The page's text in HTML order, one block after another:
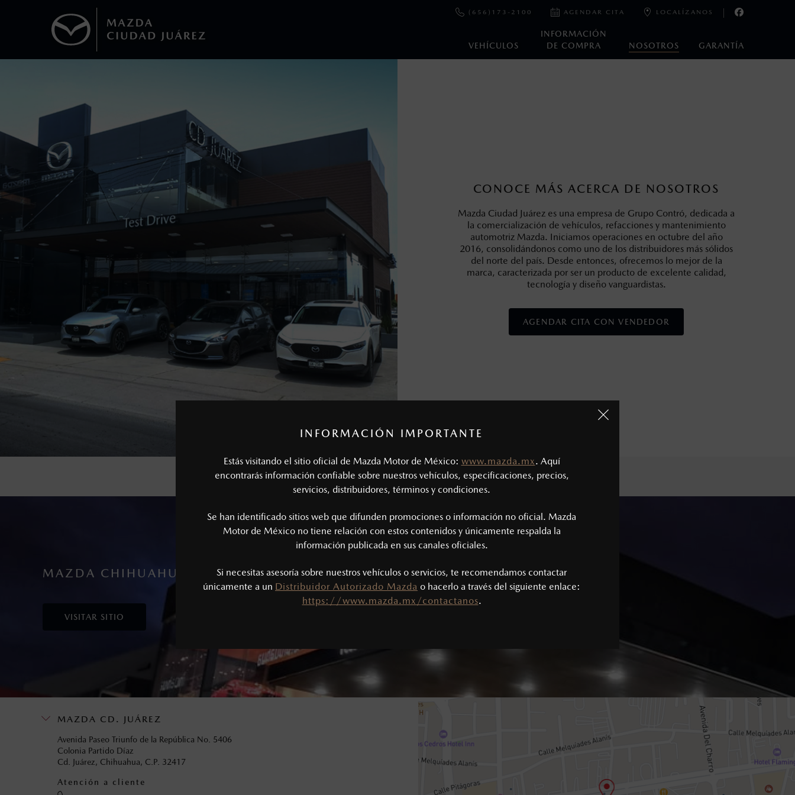
INFORMACIÓN IMPORTANTE
Estás visitando el sitio oficial de Mazda Motor de México: www.mazda.mx. Aquí
encontrarás información confiable sobre nuestros vehículos, especificaciones, precios,
servicios, distribuidores, términos y condiciones.
Se han identificado sitios web que difunden promociones o información no oficial. Mazda
Motor de México no tiene relación con estos contenidos y únicamente respalda la
información publicada en sus canales oficiales.
Si necesitas asesoría sobre nuestros vehículos o servicios, te recomendamos contactar
únicamente a un Distribuidor Autorizado Mazda o hacerlo a través del siguiente enlace:
https://www.mazda.mx/contactanos.
VEHÍCULOS
INFORMACIÓN
DE COMPRA
NOSOTROS GARANTÍA
(656)173-2100 AGENDAR CITA LOCALÍZANOS
CONOCE MÁS ACERCA DE NOSOTROS
Mazda Ciudad Juárez es una empresa de Grupo Contró, dedicada a
la comercialización de vehículos, refacciones y mantenimiento
automotriz Mazda. Iniciamos operaciones en octubre del año
2016, consolidándonos como uno de los distribuidores más sólidos
del norte del país. Desde entonces, ofrecemos lo mejor de la
marca, caracterizada por ser un producto de excelente calidad,
tecnología y diseño vanguardistas.
AGENDAR CITA CON VENDEDOR
DISTRIBUIDORES DEL GRUPO
MAZDA CHIHUAHUA
VISITAR SITIO
MAZDA CD. JUÁREZ
Avenida Paseo Triunfo de la República No. 5406
Colonia Partido Díaz
Cd. Juárez, Chihuahua, C.P. 32417
Atención a cliente
I.S.A.N., y pueden cambiar sin previo aviso, no incluyen: tenencias, placas, accesorios, seguro y gastos administrativos. Mazda de México, se reserva el derecho de
modificar las especificaciones y los precios de sus productos, sin aviso previo al consumidor.
Todas las imágenes del sitio son meramente ilustrativas.